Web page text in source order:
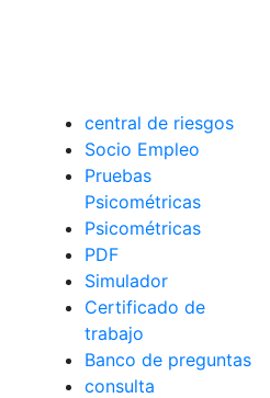
central de riesgos
Socio Empleo
Pruebas
Psicométricas
Psicométricas
PDF
Simulador
Certificado de
trabajo
Banco de preguntas
consulta